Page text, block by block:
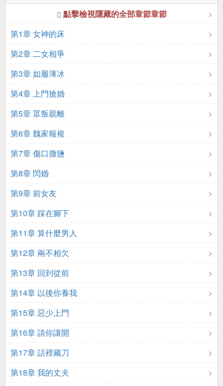
點擊檢視隱藏的全部章節章節
第1章 女神的床
第2章 二女相爭
第3章 如履薄冰
第4章 上門搶婚
第5章 眾叛親離
第6章 魏家報複
第7章 傷口撒鹽
第8章 閃婚
第9章 前女友
第10章 踩在腳下
第11章 算什麼男人
第12章 兩不相欠
第13章 回到從前
第14章 以後你養我
第15章 惡少上門
第16章 請你讓開
第17章 話裡藏刀
第18章 我的丈夫